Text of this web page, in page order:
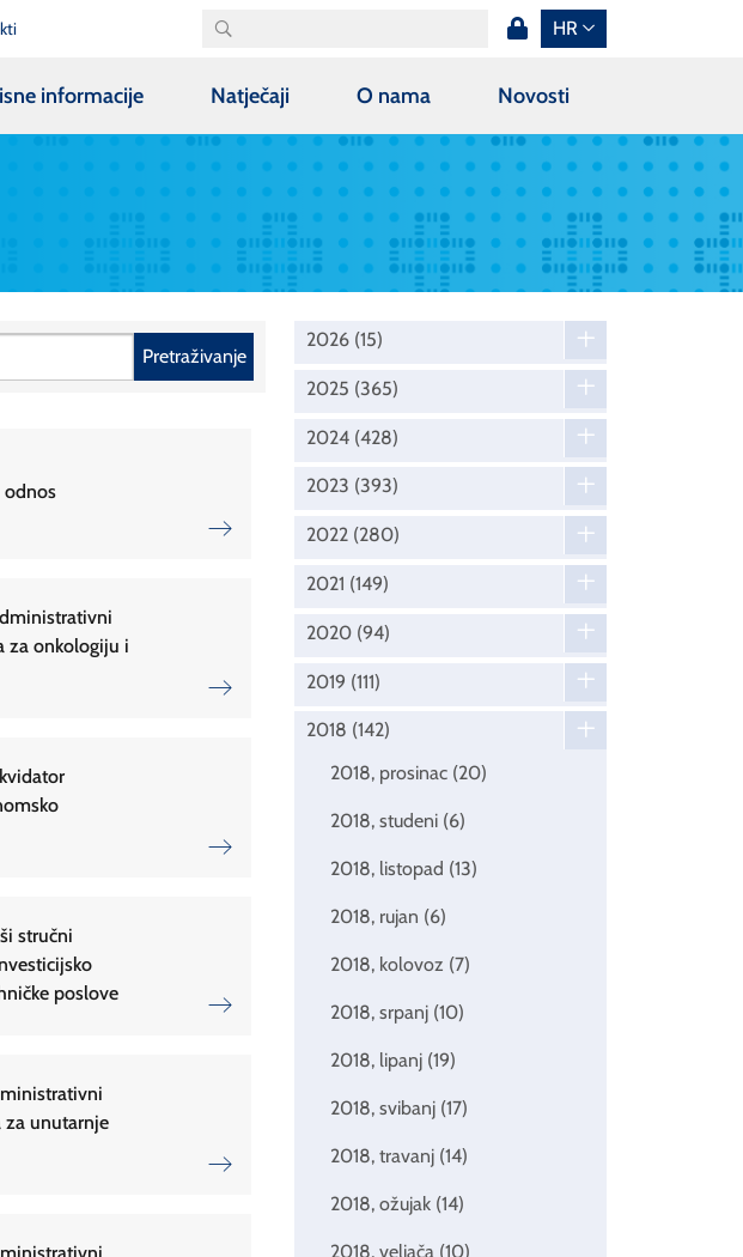
HR
informacije Natječaji O nama Novosti
Pretraživanje
odnos
za onkologiju i
stručni
poslove
za unutarnje
2026 (15)
2025 (365)
2024 (428)
2023 (393)
2022 (280)
2021 (149)
2020 (94)
2019 (111)
2018 (142)
2018, prosinac (20)
2018, studeni (6)
2018, listopad (13)
2018, rujan (6)
2018, kolovoz (7)
2018, srpanj (10)
2018, lipanj (19)
2018, svibanj (17)
2018, travanj (14)
2018, ožujak (14)
2018, veljača (10)